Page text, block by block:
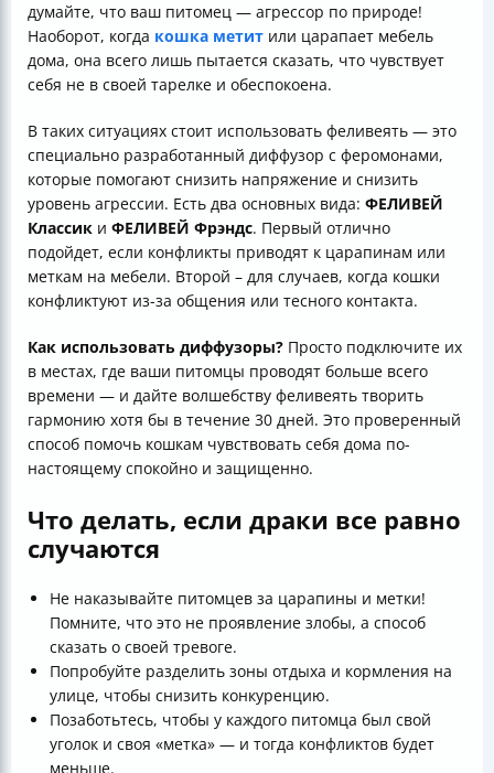
думайте, что ваш питомец — агрессор по природе!
Наоборот, когда кошка метит или царапает мебель
дома, она всего лишь пытается сказать, что чувствует
себя не в своей тарелке и обеспокоена.
В таких ситуациях стоит использовать феливеять — это
специально разработанный диффузор с феромонами,
которые помогают снизить напряжение и снизить
уровень агрессии. Есть два основных вида: ФЕЛИВЕЙ
Классик и ФЕЛИВЕЙ Фрэндс. Первый отлично
подойдет, если конфликты приводят к царапинам или
меткам на мебели. Второй – для случаев, когда кошки
конфликтуют из-за общения или тесного контакта.
Как использовать диффузоры? Просто подключите их
в местах, где ваши питомцы проводят больше всего
времени — и дайте волшебству феливеять творить
гармонию хотя бы в течение 30 дней. Это проверенный
способ помочь кошкам чувствовать себя дома по-
настоящему спокойно и защищенно.
Что делать, если драки все равно
случаются
Не наказывайте питомцев за царапины и метки!
Помните, что это не проявление злобы, а способ
сказать о своей тревоге.
Попробуйте разделить зоны отдыха и кормления на
улице, чтобы снизить конкуренцию.
Позаботьтесь, чтобы у каждого питомца был свой
уголок и своя «метка» — и тогда конфликтов будет
меньше.